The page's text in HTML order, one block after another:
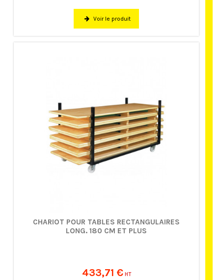
Voir le produit
CHARIOT POUR TABLES RECTANGULAIRES
LONG. 180 CM ET PLUS
433,71 € HT